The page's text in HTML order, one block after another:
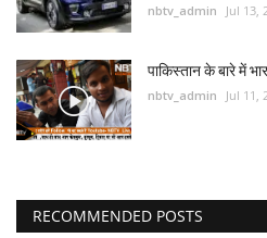
NBTV English
nbtv_admin Jul 13,
पाकिस्तान के बारे में
nbtv_admin Jul 11,
RECOMMENDED POSTS